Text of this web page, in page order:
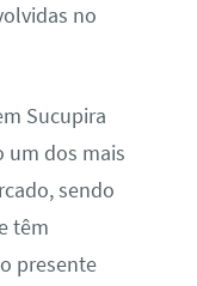
no
Sucupira
um dos mais
sendo
têm
presente